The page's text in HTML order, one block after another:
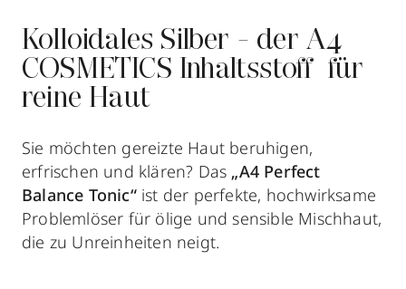
Kolloidales Silber - der A4
COSMETICS Inhaltsstoff für
reine Haut
Sie möchten gereizte Haut beruhigen,
erfrischen und klären? Das „A4 Perfect
Balance Tonic“ist der perfekte, hochwirksame
Problemlöser für ölige und sensible Mischhaut,
die zu Unreinheiten neigt.